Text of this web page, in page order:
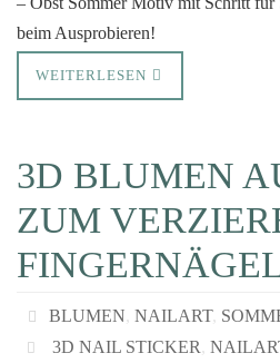
beim Ausprobieren!
WEITERLESEN
3D BLUMEN
ZUM
BLUMEN, NAILART,
3D NAIL STICKER,